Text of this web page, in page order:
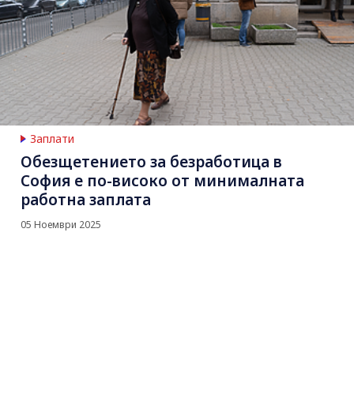
Заплати
Обезщетението за безработица в
София е по-високо от минималната
работна заплата
05 Ноември 2025